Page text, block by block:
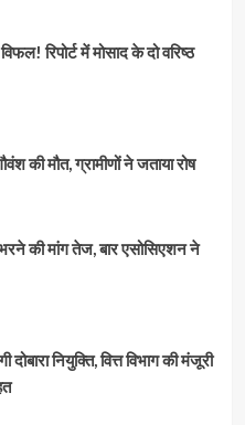
रिपोर्ट में मोसाद के दो वरिष्ठ
की मौत, ग्रामीणों ने जताया रोष
की मांग तेज, बार एसोसिएशन ने
नियुक्ति, वित्त विभाग की मंजूरी